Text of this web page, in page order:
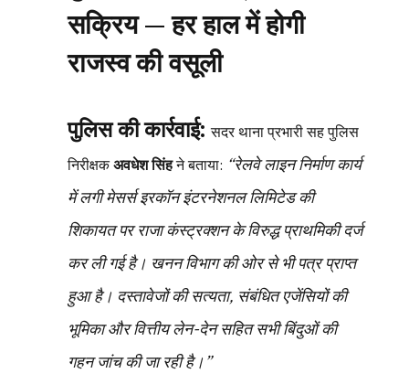
सक्रिय — हर हाल में होगी
राजस्व की वसूली
पुलिस की कार्रवाई:सदर थाना प्रभारी सह पुलिस
निरीक्षकअवधेश सिंहने बताया: “रेलवे लाइन निर्माण कार्य
में लगी मेसर्स इरकॉन इंटरनेशनल लिमिटेड की
शिकायत पर राजा कंस्ट्रक्शन के विरुद्ध प्राथमिकी दर्ज
कर ली गई है। खनन विभाग की ओर से भी पत्र प्राप्त
हुआ है। दस्तावेजों की सत्यता, संबंधित एजेंसियों की
भूमिका और वित्तीय लेन-देन सहित सभी बिंदुओं की
गहन जांच की जा रही है।”